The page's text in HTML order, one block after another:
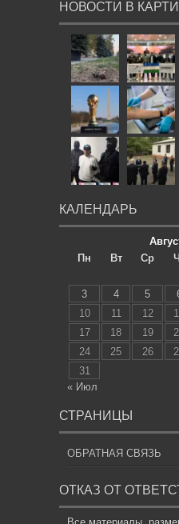
НОВОСТИ В
КАЛЕНДАРЬ
Пн
Вт Ср
3
4 5
10
11 12
17
18 19
24
25 26
31
« Июл
СТРАНИЦЫ
ОБРАТНАЯ СВЯЗЬ
ОТКАЗ ОТ